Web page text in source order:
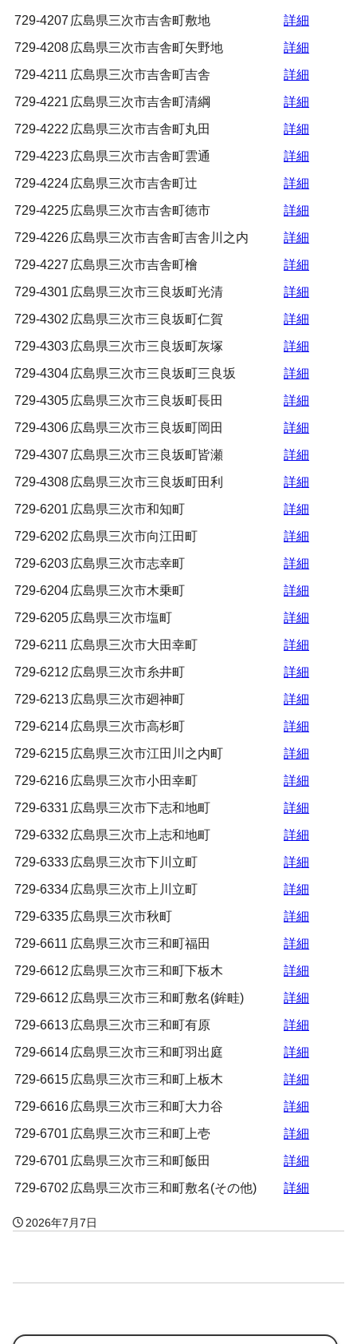
729-4207 広島県三次市吉舎町敷地
詳細
729-4208 広島県三次市吉舎町矢野地
詳細
729-4211 広島県三次市吉舎町吉舎
詳細
729-4221 広島県三次市吉舎町清綱
詳細
729-4222 広島県三次市吉舎町丸田
詳細
729-4223 広島県三次市吉舎町雲通
詳細
729-4224 広島県三次市吉舎町辻
詳細
729-4225 広島県三次市吉舎町徳市
詳細
729-4226 広島県三次市吉舎町吉舎川之内
詳細
729-4227 広島県三次市吉舎町檜
詳細
729-4301 広島県三次市三良坂町光清
詳細
729-4302 広島県三次市三良坂町仁賀
詳細
729-4303 広島県三次市三良坂町灰塚
詳細
729-4304 広島県三次市三良坂町三良坂
詳細
729-4305 広島県三次市三良坂町長田
詳細
729-4306 広島県三次市三良坂町岡田
詳細
729-4307 広島県三次市三良坂町皆瀬
詳細
729-4308 広島県三次市三良坂町田利
詳細
729-6201 広島県三次市和知町
詳細
729-6202 広島県三次市向江田町
詳細
729-6203 広島県三次市志幸町
詳細
729-6204 広島県三次市木乗町
詳細
729-6205 広島県三次市塩町
詳細
729-6211 広島県三次市大田幸町
詳細
729-6212 広島県三次市糸井町
詳細
729-6213 広島県三次市廻神町
詳細
729-6214 広島県三次市高杉町
詳細
729-6215 広島県三次市江田川之内町
詳細
729-6216 広島県三次市小田幸町
詳細
729-6331 広島県三次市下志和地町
詳細
729-6332 広島県三次市上志和地町
詳細
729-6333 広島県三次市下川立町
詳細
729-6334 広島県三次市上川立町
詳細
729-6335 広島県三次市秋町
詳細
729-6611 広島県三次市三和町福田
詳細
729-6612 広島県三次市三和町下板木
詳細
729-6612 広島県三次市三和町敷名(鉾畦)
詳細
729-6613 広島県三次市三和町有原
詳細
729-6614 広島県三次市三和町羽出庭
詳細
729-6615 広島県三次市三和町上板木
詳細
729-6616 広島県三次市三和町大力谷
詳細
729-6701 広島県三次市三和町上壱
詳細
729-6701 広島県三次市三和町飯田
詳細
729-6702 広島県三次市三和町敷名(その他) 詳細
2026年7月7日